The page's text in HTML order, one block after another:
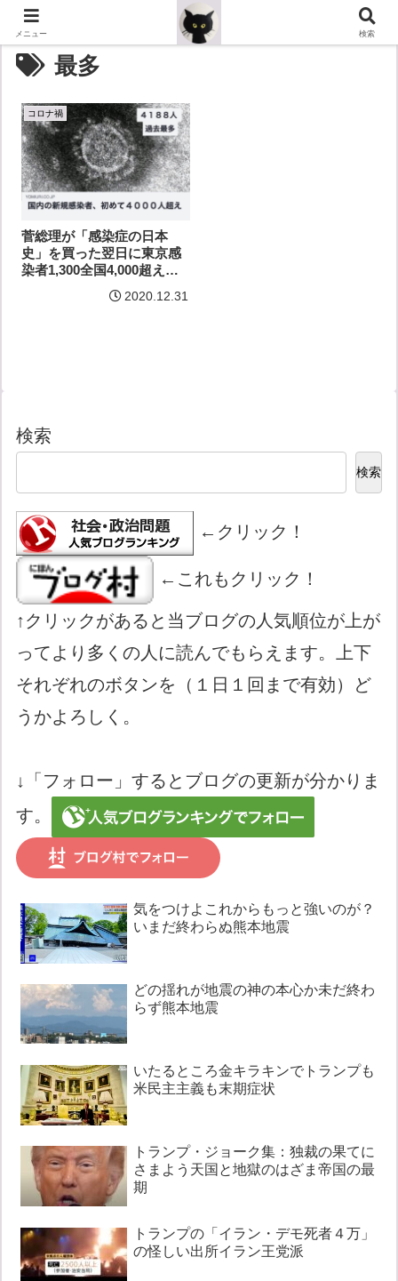
最多
コロナ禍
菅総理が「感染症の日本
史」を買った翌日に東京感
染者1,300全国4,000超えの
2020.12.31
検索
検索
←クリック！
←これもクリック！
↑クリックがあると当ブログの人気順位が上が
ってより多くの人に読んでもらえます。上下
それぞれのボタンを（１日１回まで有効）ど
うかよろしく。
↓「フォロー」するとブログの更新が分かりま
す。
気をつけよこれからもっと強いのが？
いまだ終わらぬ熊本地震
どの揺れが地震の神の本心か未だ終わ
らず熊本地震
いたるところ金キラキンでトランプも
米民主主義も末期症状
トランプ・ジョーク集：独裁の果てに
さまよう天国と地獄のはざま帝国の最
期
トランプの「イラン・デモ死者４万」
の怪しい出所イラン王党派
メニュー 検索